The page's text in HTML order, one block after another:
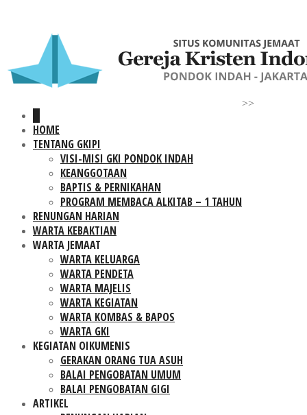
HOME
TENTANG GKIPI
VISI-MISI GKI PONDOK INDAH
KEANGGOTAAN
BAPTIS & PERNIKAHAN
PROGRAM MEMBACA ALKITAB – 1 TAHUN
RENUNGAN HARIAN
WARTA KEBAKTIAN
WARTA JEMAAT
WARTA KELUARGA
WARTA PENDETA
WARTA MAJELIS
WARTA KEGIATAN
WARTA KOMBAS & BAPOS
WARTA GKI
KEGIATAN OIKUMENIS
GERAKAN ORANG TUA ASUH
BALAI PENGOBATAN UMUM
BALAI PENGOBATAN GIGI
ARTIKEL
>>